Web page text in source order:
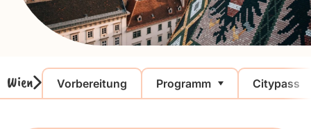
Wien Vorbereitung Programm Citypass